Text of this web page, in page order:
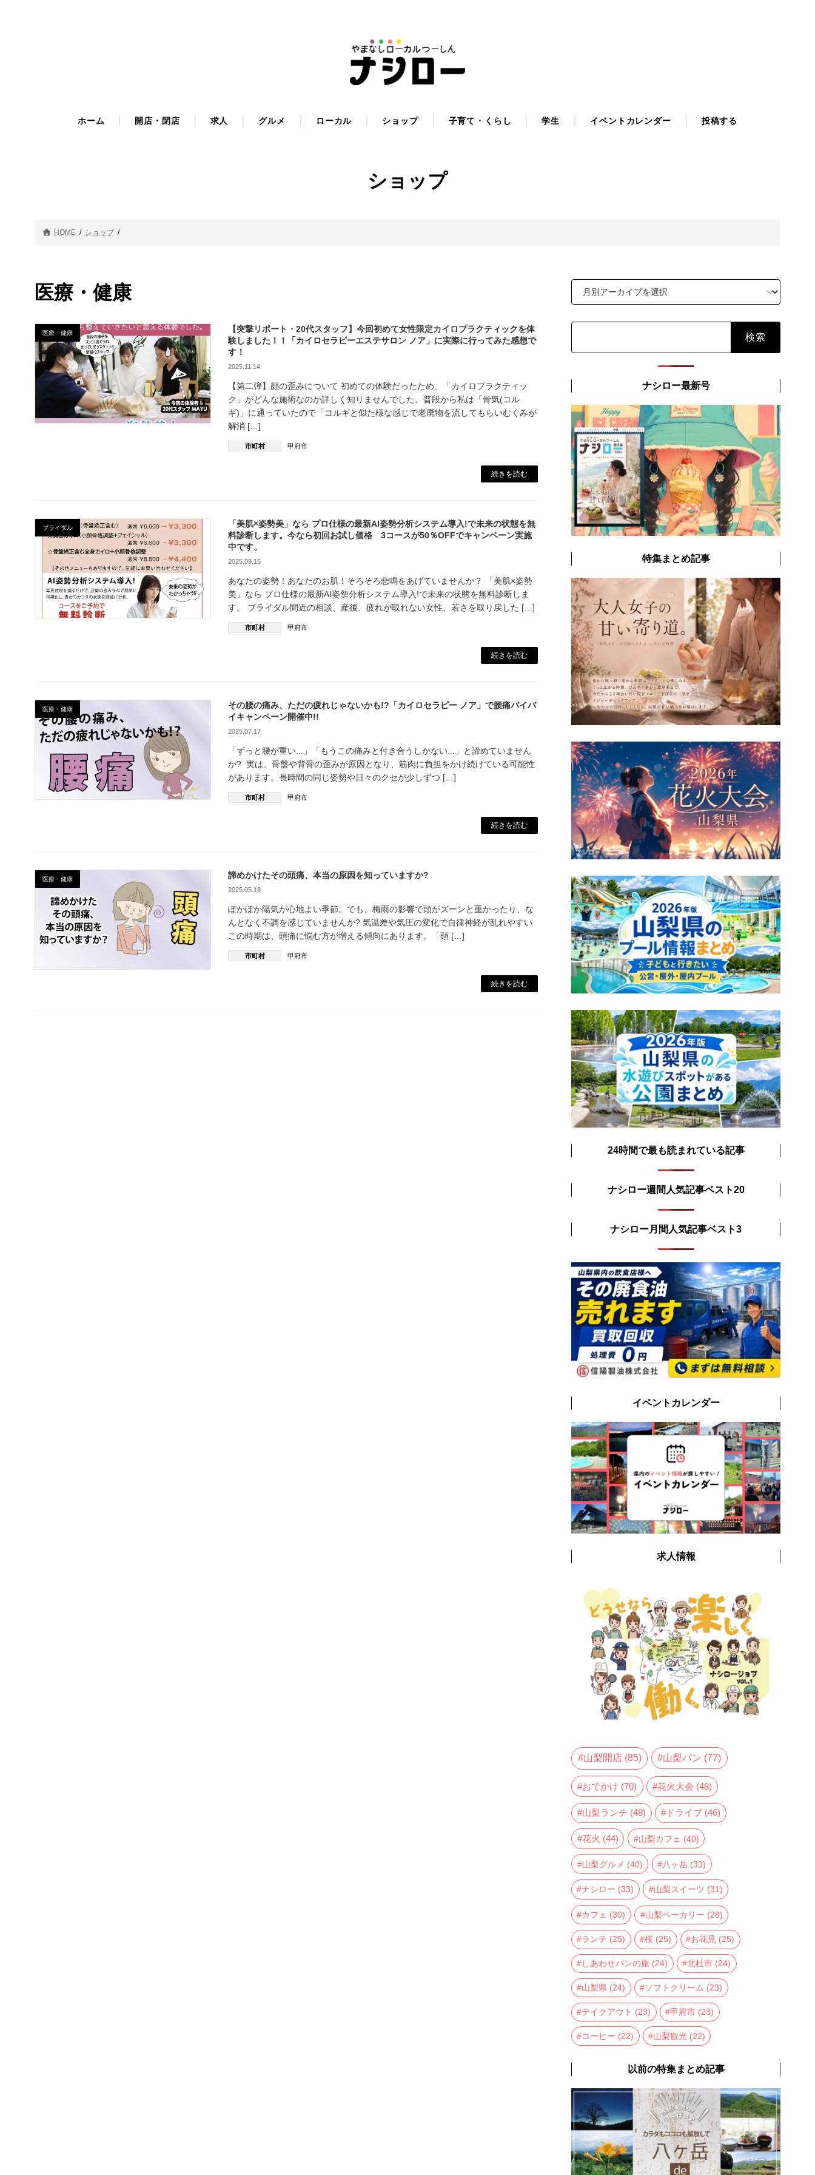
ホーム 開店・閉店 求人 グルメ ローカル ショップ 子育て・くらし 学生 イベントカレンダー 投稿する
ショップ
HOME ショップ
医療・健康
医療・健康
【突撃リポート・20代スタッフ】今回初めて女性限定カイロプラクティックを体
験しました！！「カイロセラピーエステサロン ノア」に実際に行ってみた感想で
す！
2025.11.14
【第二弾】顔の歪みについて 初めての体験だったため、「カイロプラクティッ
ク」がどんな施術なのか詳しく知りませんでした。普段から私は「骨気(コル
ギ)」に通っていたので「コルギと似た様な感じで老廃物を流してもらいむくみが
解消 […]
市町村 甲府市
続きを読む
ブライダル
「美肌×姿勢美」なら プロ仕様の最新AI姿勢分析システム導入!で未来の状態を無
料診断します。今なら初回お試し価格 3コースが50％OFFでキャンペーン実施
中です。
2025.09.15
あなたの姿勢！あなたのお肌！そろそろ悲鳴をあげていませんか？ 「美肌×姿勢
美」なら プロ仕様の最新AI姿勢分析システム導入!で未来の状態を無料診断しま
す。 ブライダル間近の相談、産後、疲れが取れない女性、若さを取り戻した […]
市町村 甲府市
続きを読む
医療・健康
その腰の痛み、ただの疲れじゃないかも!?「カイロセラピー ノア」で腰痛バイバ
イキャンペーン開催中!!
2025.07.17
「ずっと腰が重い...」「もうこの痛みと付き合うしかない...」と諦めていません
か? 実は、骨盤や背骨の歪みが原因となり、筋肉に負担をかけ続けている可能性
があります。長時間の同じ姿勢や日々のクセが少しずつ […]
市町村 甲府市
続きを読む
医療・健康 諦めかけたその頭痛、本当の原因を知っていますか?
2025.05.18
ぽかぽか陽気が心地よい季節。でも、梅雨の影響で頭がズーンと重かったり、な
んとなく不調を感じていませんか? 気温差や気圧の変化で自律神経が乱れやすい
この時期は、頭痛に悩む方が増える傾向にあります。「頭 […]
市町村 甲府市
続きを読む
ナシロー最新号
特集まとめ記事
24時間で最も読まれている記事
ナシロー週間人気記事ベスト20
ナシロー月間人気記事ベスト3
イベントカレンダー
求人情報
山梨開店 (85) 山梨パン (77)
おでかけ (70) 花火大会 (48)
山梨ランチ (48) ドライブ (46)
花火 (44) 山梨カフェ (40)
山梨グルメ (40) 八ヶ岳 (33)
ナシロー (33) 山梨スイーツ (31)
カフェ (30) 山梨ベーカリー (28)
ランチ (25) 桜 (25) お花見 (25)
しあわせパンの旅 (24) 北杜市 (24)
山梨県 (24) ソフトクリーム (23)
テイクアウト (23) 甲府市 (23)
コーヒー (22) 山梨観光 (22)
以前の特集まとめ記事